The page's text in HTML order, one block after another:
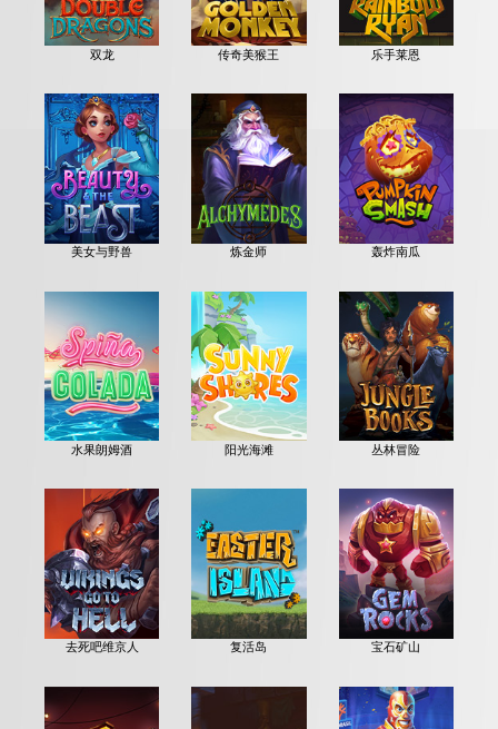
双龙 传奇美猴王 乐手莱恩
美女与野兽 炼金师 轰炸南瓜
水果朗姆酒 阳光海滩 丛林冒险
去死吧维京人 复活岛 宝石矿山